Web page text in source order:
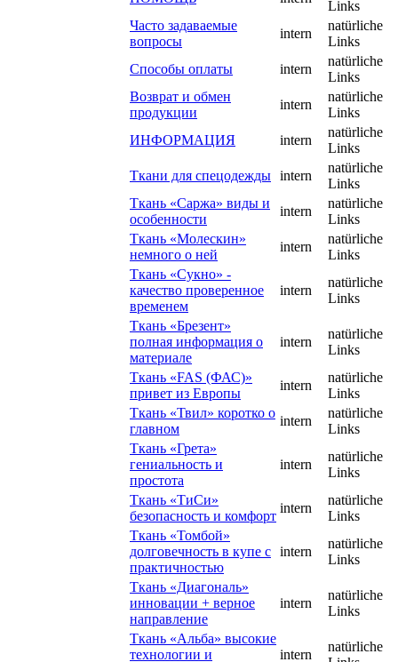
Links
Часто задаваемые
вопросы
intern
natürliche
Links
Способы оплаты
intern
natürliche
Links
Возврат и обмен
продукции
intern
natürliche
Links
ИНФОРМАЦИЯ
intern
natürliche
Links
Ткани для спецодежды intern
natürliche
Links
Ткань «Саржа» виды и
особенности
intern
natürliche
Links
Ткань «Молескин»
немного о ней
intern
natürliche
Links
Ткань «Сукно» -
качество проверенное
временем
intern
natürliche
Links
Ткань «Брезент»
полная информация о
материале
intern
natürliche
Links
Ткань «FAS (ФАС)»
привет из Европы
intern
natürliche
Links
Ткань «Твил» коротко о
главном
intern
natürliche
Links
Ткань «Грета»
гениальность и
простота
intern
natürliche
Links
Ткань «ТиСи»
безопасность и комфорт
intern
natürliche
Links
Ткань «Томбой»
долговечность в купе с
практичностью
intern
natürliche
Links
Ткань «Диагональ»
инновации + верное
направление
intern
natürliche
Links
Ткань «Альба» высокие
технологии и
intern
natürliche